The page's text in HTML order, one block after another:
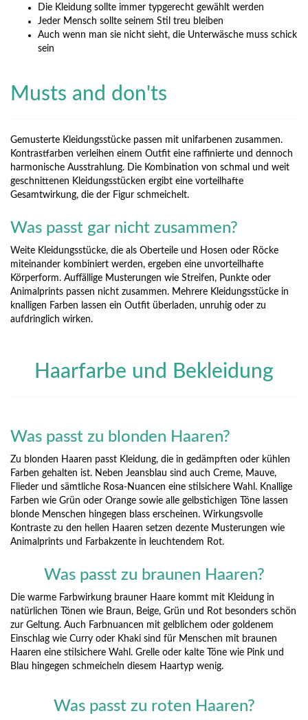
Die Kleidung sollte immer typgerecht gewählt werden
Jeder Mensch sollte seinem Stil treu bleiben
Auch wenn man sie nicht sieht, die Unterwäsche muss schick
sein
Musts and don'ts
Gemusterte Kleidungsstücke passen mit unifarbenen zusammen.
Kontrastfarben verleihen einem Outfit eine raffinierte und dennoch
harmonische Ausstrahlung. Die Kombination von schmal und weit
geschnittenen Kleidungsstücken ergibt eine vorteilhafte
Gesamtwirkung, die der Figur schmeichelt.
Was passt gar nicht zusammen?
Weite Kleidungsstücke, die als Oberteile und Hosen oder Röcke
miteinander kombiniert werden, ergeben eine unvorteilhafte
Körperform. Auffällige Musterungen wie Streifen, Punkte oder
Animalprints passen nicht zusammen. Mehrere Kleidungsstücke in
knalligen Farben lassen ein Outfit überladen, unruhig oder zu
aufdringlich wirken.
Haarfarbe und Bekleidung
Was passt zu blonden Haaren?
Zu blonden Haaren passt Kleidung, die in gedämpften oder kühlen
Farben gehalten ist. Neben Jeansblau sind auch Creme, Mauve,
Flieder und sämtliche Rosa-Nuancen eine stilsichere Wahl. Knallige
Farben wie Grün oder Orange sowie alle gelbstichigen Töne lassen
blonde Menschen hingegen blass erscheinen. Wirkungsvolle
Kontraste zu den hellen Haaren setzen dezente Musterungen wie
Animalprints und Farbakzente in leuchtendem Rot.
Was passt zu braunen Haaren?
Die warme Farbwirkung brauner Haare kommt mit Kleidung in
natürlichen Tönen wie Braun, Beige, Grün und Rot besonders schön
zur Geltung. Auch Farbnuancen mit gelblichem oder goldenem
Einschlag wie Curry oder Khaki sind für Menschen mit braunen
Haaren eine stilsichere Wahl. Grelle oder kalte Töne wie Pink und
Blau hingegen schmeicheln diesem Haartyp wenig.
Was passt zu roten Haaren?